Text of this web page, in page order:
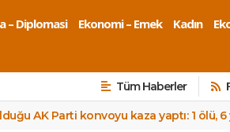
– Diplomasi Ekonomi – Emek Kadın
Tüm Haberler
AK Parti konvoyu kaza yaptı: 1 ölü, 6